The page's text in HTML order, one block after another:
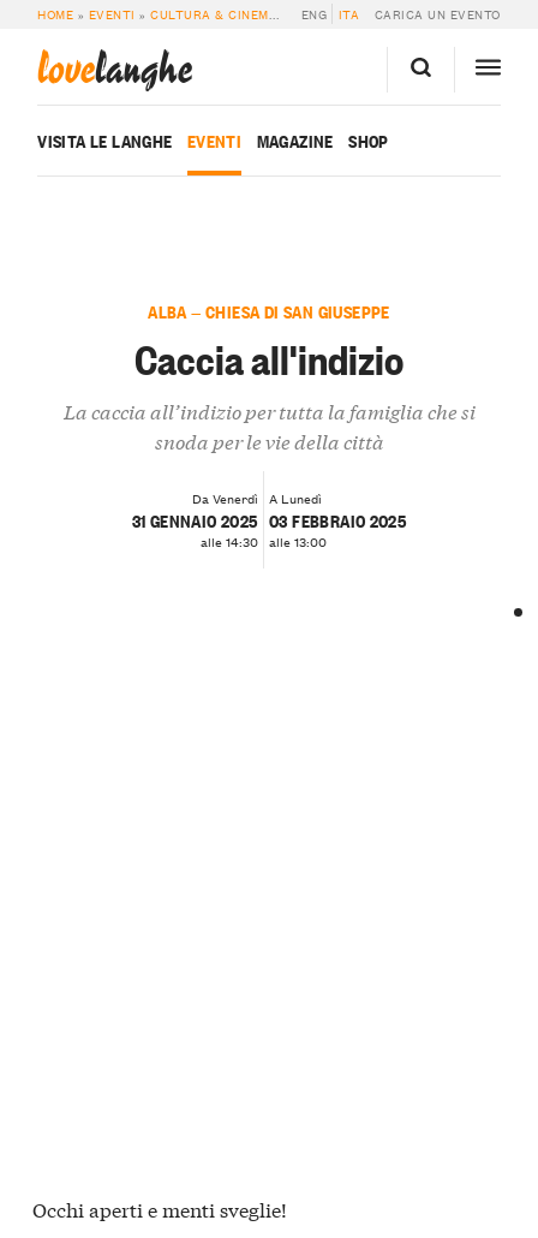
HOME » EVENTI »CULTURA & CINEMA » CACCIA ALL’INDIZIO
ENG ITA CARICA UN EVENTO
lovelanghe
VISITA LE LANGHE EVENTI MAGAZINE SHOP
ALBA — CHIESA DI SAN GIUSEPPE
Caccia all'indizio
La caccia all’indizio per tutta la famiglia che si
snoda per le vie della città
Da Venerdì
31 GENNAIO 2025
alle 14:30
A Lunedì
03 FEBBRAIO 2025
alle 13:00
Occhi aperti e menti sveglie!